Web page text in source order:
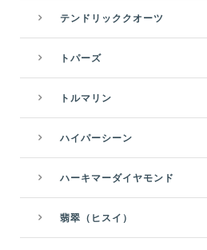
テンドリッククオーツ
トパーズ
トルマリン
ハイパーシーン
ハーキマーダイヤモンド
翡翠（ヒスイ）